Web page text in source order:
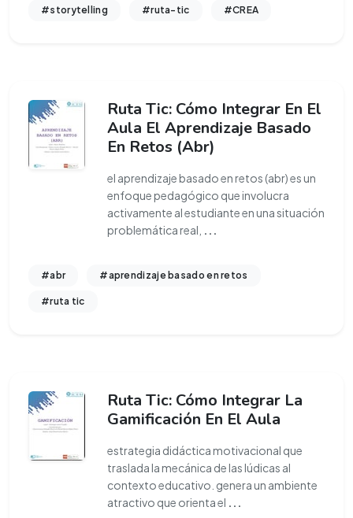
#storytelling #ruta-tic #CREA
Ruta Tic: Cómo Integrar En El
Aula El Aprendizaje Basado
En Retos (Abr)
el aprendizaje basado en retos (abr) es un
enfoque pedagógico que involucra
activamente al estudiante en una situación
problemática real, ...
#abr #aprendizaje basado en retos
#ruta tic
Ruta Tic: Cómo Integrar La
Gamificación En El Aula
estrategia didáctica motivacional que
traslada la mecánica de las lúdicas al
contexto educativo. genera un ambiente
atractivo que orienta el ...